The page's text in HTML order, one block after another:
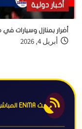
أخبار دولية
أضرار بمنازل وسيارات
أبريل 4, 2026
بث ENMA المباشر